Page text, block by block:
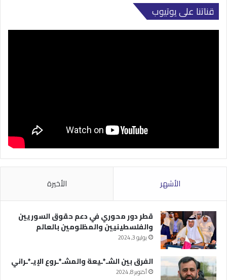
قناتنا على يوتيوب
الأشهر الأخيرة
قطر دور محوري في دعم حقوق السوريين
والفلسطينيين والمظلومين بالعالم
يوليو 3, 2024
الفرق بين الشـ*ـيعة والمشـ*ـروع الإيـ*ـراني
أكتوبر 8, 2024